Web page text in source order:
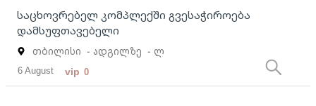
საცხოვრებელ კომპლექში გვესაჭიროება
დამსუფთავებელი
თბილისი - ადგილზე - ლ
6 August vip 0